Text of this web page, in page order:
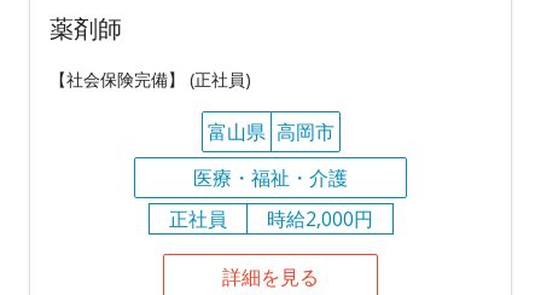
薬剤師
【社会保険完備】 (正社員)
富山県 高岡市
医療・福祉・介護
正社員
時給2,000円
詳細を見る